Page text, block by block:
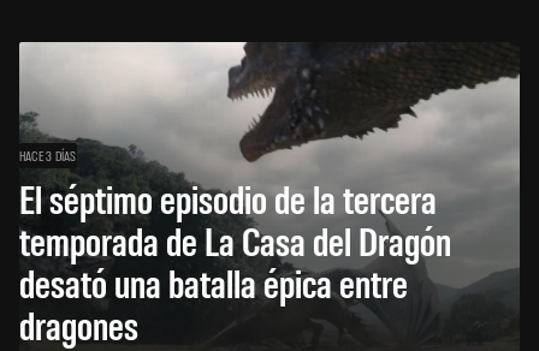
HACE 3 DÍAS
El séptimo episodio de la tercera
temporada de La Casa del Dragón
desató una batalla épica entre
dragones